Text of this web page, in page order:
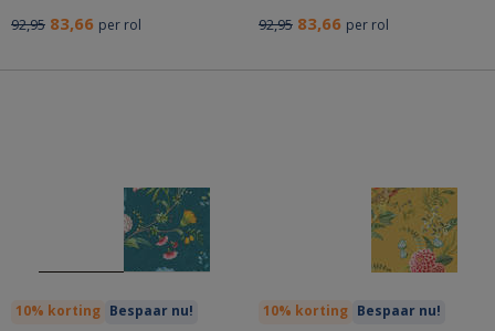
92,95 83,66 per rol 92,95 83,66 per rol
10% korting Bespaar nu! 10% korting Bespaar nu!